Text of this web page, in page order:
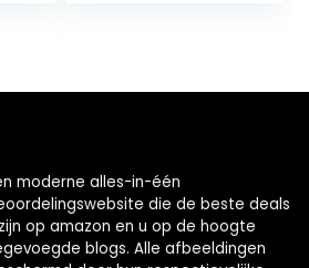
moderne alles-in-één
die de beste deals
op amazon en u op de hoogte
blogs. Alle afbeeldingen